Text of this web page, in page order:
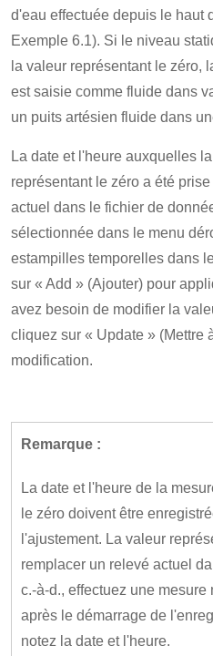
d'eau effectuée depuis le haut
Exemple 6.1). Si le niveau
la valeur représentant le zéro,
est saisie comme fluide dans
un puits artésien fluide dans
La date et l'heure auxquelles
représentant le zéro a été
actuel dans le fichier de
sélectionnée dans le menu
estampilles temporelles dans
sur « Add » (Ajouter) pour
avez besoin de modifier la
cliquez sur « Update » (Mettre
modification.
Remarque :
La date et l'heure de la
le zéro doivent être
l'ajustement. La valeur
remplacer un relevé actuel
c.-à-d., effectuez une
après le démarrage de
notez la date et l'heure.